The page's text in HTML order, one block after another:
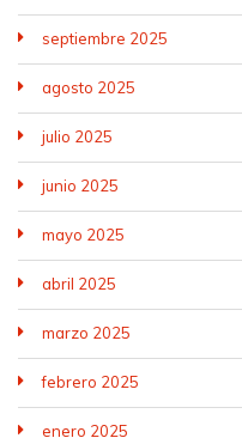
septiembre 2025
agosto 2025
julio 2025
junio 2025
mayo 2025
abril 2025
marzo 2025
febrero 2025
enero 2025